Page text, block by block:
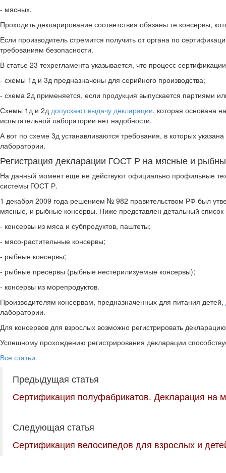
- мясных.
Проходить декларирование соответствия обязаны те консервы,
Если производитель стремится получить от органа по
требованиям безопасности.
В статье 23 техрегламента указывается, что процесс
- схемы 1д и 3д предназначены для серийного производства;
- схема 2д применяется, если продукция выпускается партиями
Схемы 1д и 2д допускают выдачу декларации, которая основана
испытательной лаборатории нет надобности.
А вот по схеме 3д устанавливаются требования, в которых
лаборатории.
Регистрация декларации ГОСТ Р на мясные и
На данный момент еще не действуют официально профильные
системы ГОСТ Р.
1 декабря 2009 года решением № 982 правительством РФ был
мясные, и рыбные консервы. Ниже представлен детальный список
- консервы из мяса и субпродуктов, паштеты;
- мясо-растительные консервы;
- рыбные консервы;
- рыбные пресервы (рыбные нестерилизуемые консервы);
- консервы из морепродуктов.
Производителям консервам, предназначенных для питания детей,
лаборатории.
Для консервов для взрослых возможно регистрировать
Успешному прохождению регистрирования декларации
Все статьи
Предыдущая статья
Сертификация полуфабрикатов. Декларация на
Следующая статья
Сертификация велосипедов для взрослых и